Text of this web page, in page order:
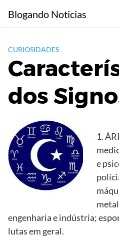
content
Blogando Noticias
CURIOSIDADES
dos
1.
e
engenharia e indústria;
lutas em geral.